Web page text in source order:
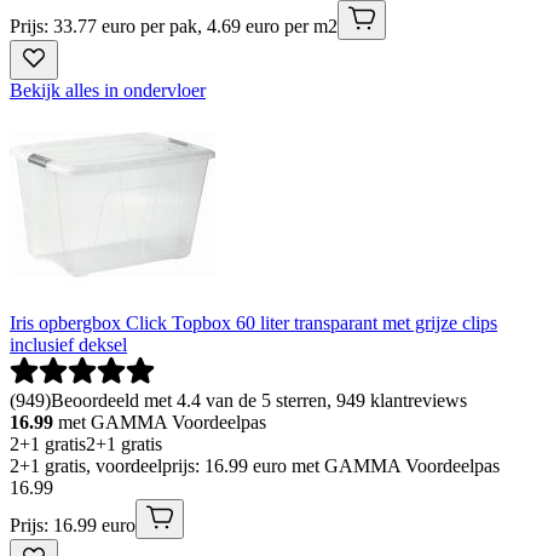
Prijs: 33.77 euro per pak, 4.69 euro per m2
Bekijk alles in ondervloer
Iris opbergbox Click Topbox 60 liter transparant met grijze clips
inclusief deksel
(949)Beoordeeld met 4.4 van de 5 sterren, 949 klantreviews
16.99 met GAMMA Voordeelpas
2+1 gratis2+1 gratis
2+1 gratis, voordeelprijs: 16.99 euro met GAMMA Voordeelpas
16.99
Prijs: 16.99 euro